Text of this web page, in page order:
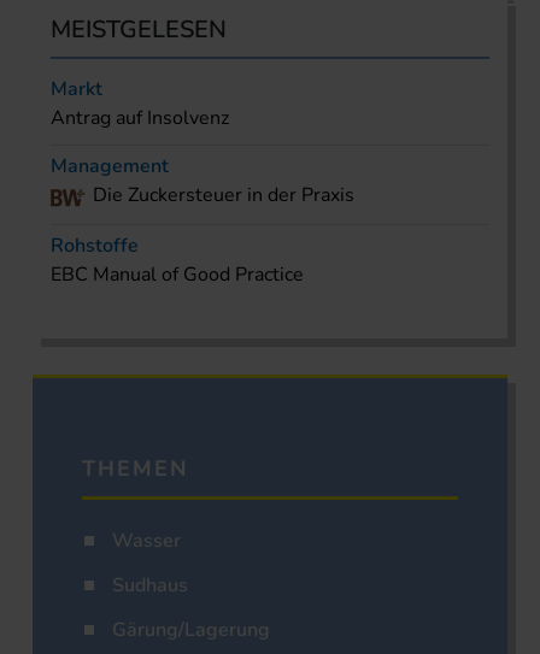
MEISTGELESEN
Markt
Antrag auf Insolvenz
Management
Die Zuckersteuer in der Praxis
Rohstoffe
EBC Manual of Good Practice
THEMEN
Wasser
Sudhaus
Gärung/Lagerung